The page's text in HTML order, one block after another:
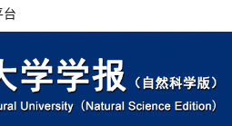
台